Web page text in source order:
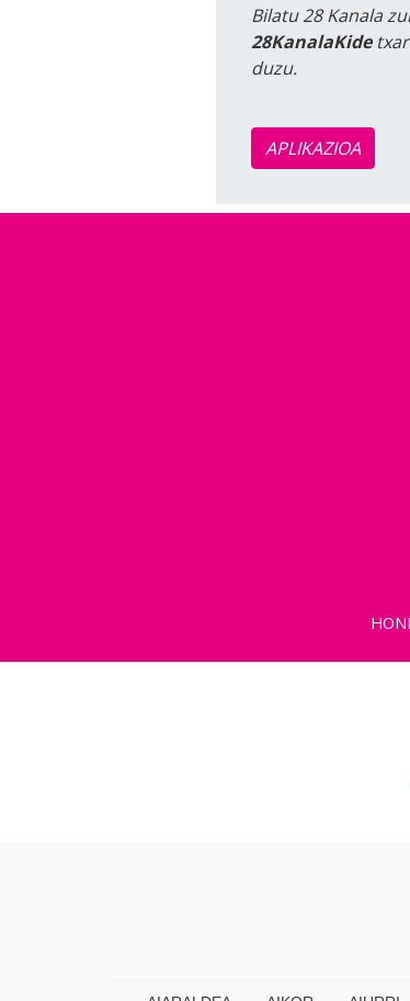
Bilatu 28 Kanala
28KanalaKide
duzu.
APLIKAZIOA